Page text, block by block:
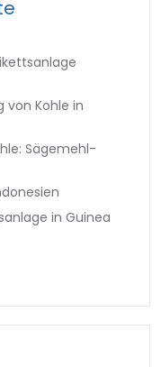
von Kohle in
Sägemehl-
in Guinea